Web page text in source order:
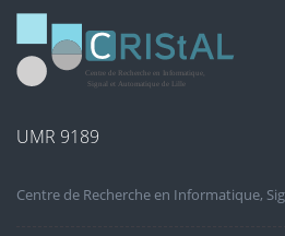
UMR 9189
Centre de Recherche en Informatique,